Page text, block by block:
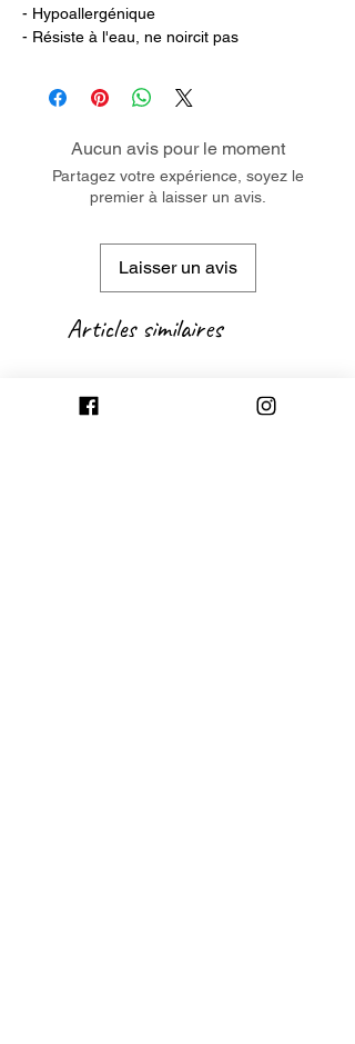
- Hypoallergénique
- Résiste à l'eau, ne noircit pas
Aucun avis pour le moment
Partagez votre expérience, soyez le
premier à laisser un avis.
Laisser un avis
Articles similaires